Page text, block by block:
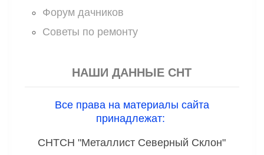
Форум дачников
Советы по ремонту
НАШИ ДАННЫЕ СНТ
Все права на материалы сайта
принадлежат:
СНТСН "Металлист Северный Склон"